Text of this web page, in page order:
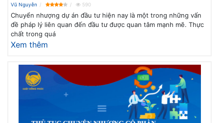
Vũ Nguyễn 590
Chuyển nhượng dự án đầu tư hiện nay là một trong những vấn
đề pháp lý liên quan đến đầu tư được quan tâm mạnh mẽ. Thực
chất trong quá
Xem thêm